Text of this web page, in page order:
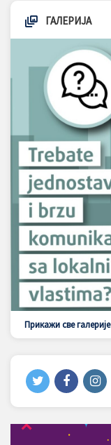
ГАЛЕРИЈА
Прикажи све галерије